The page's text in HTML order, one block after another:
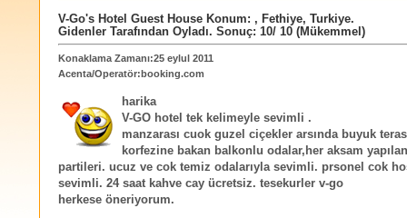
V-Go's Hotel Guest House Konum: , Fethiye, Turkiye.
Gidenler Tarafından Oyladı. Sonuç: 10/ 10 (Mükemmel)
Konaklama Zamanı:25 eylul 2011
Acenta/Operatör:booking.com
harika
V-GO hotel tek kelimeyle sevimli .
manzarası cuok guzel ciçekler arsında buyuk
korfezine bakan balkonlu odalar,her aksam
partileri. ucuz ve cok temiz odalarıyla sevimli. prsonel cok
sevimli. 24 saat kahve cay ücretsiz. tesekurler v-go
herkese öneriyorum.